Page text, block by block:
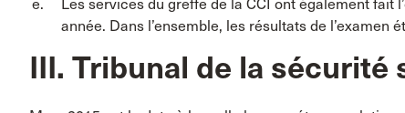
Les services du greffe de la CCI ont également fait
année. Dans l’ensemble, les résultats de l’examen
III. Tribunal de la sécurité